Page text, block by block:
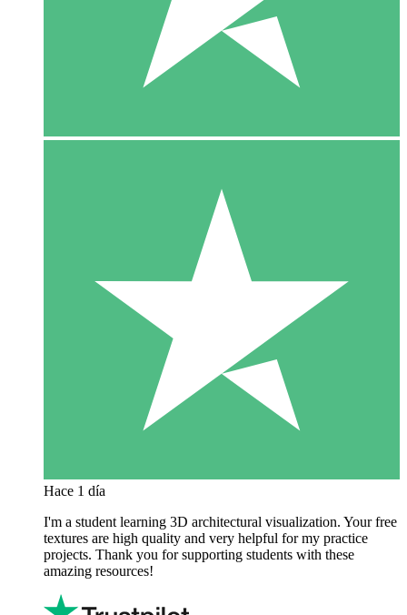
Hace 1 día
I'm a student learning 3D architectural visualization. Your free
textures are high quality and very helpful for my practice
projects. Thank you for supporting students with these
amazing resources!